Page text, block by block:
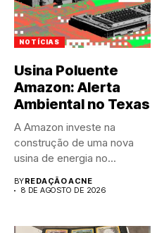
NOTÍCIAS
Usina Poluente
Amazon: Alerta
Ambiental no Texas
A Amazon investe na
construção de uma nova
usina de energia no...
BYREDAÇÃO ACNE
8 DE AGOSTO DE 2026